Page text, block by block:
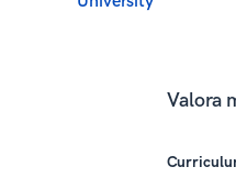
Valora